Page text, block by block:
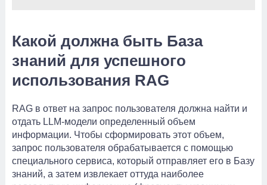
Какой должна быть База
знаний для успешного
использования RAG
RAG в ответ на запрос пользователя должна найти и
отдать LLM-модели определенный объем
информации. Чтобы сформировать этот объем,
запрос пользователя обрабатывается с помощью
специального сервиса, который отправляет его в Базу
знаний, а затем извлекает оттуда наиболее